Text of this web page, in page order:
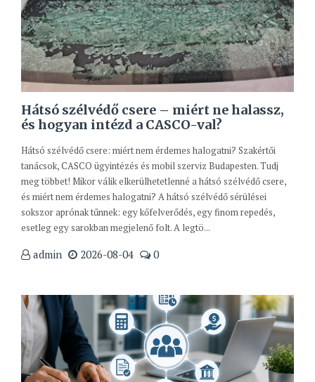
Hátsó szélvédő csere – miért ne halassz,
és hogyan intézd a CASCO-val?
Hátsó szélvédő csere: miért nem érdemes halogatni? Szakértői
tanácsok, CASCO ügyintézés és mobil szerviz Budapesten. Tudj
meg többet! Mikor válik elkerülhetetlenné a hátsó szélvédő csere,
és miért nem érdemes halogatni? A hátsó szélvédő sérülései
sokszor aprónak tűnnek: egy kőfelverődés, egy finom repedés,
esetleg egy sarokban megjelenő folt. A legtö...
admin 2026-08-04 0